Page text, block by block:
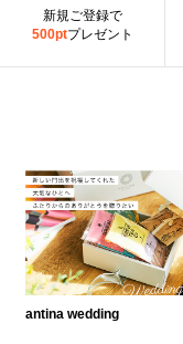
新規ご登録で
500ptプレゼント
antina wedding